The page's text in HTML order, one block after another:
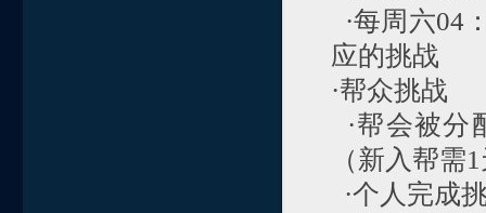
·每周六04
应的挑战
·帮众挑战
·帮会被分
（新入帮需
·个人完成